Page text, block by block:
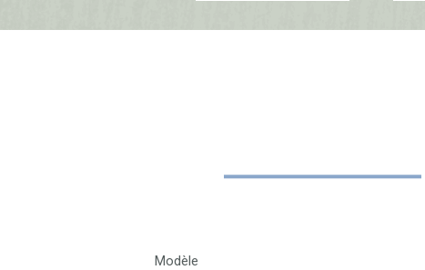
Modèle